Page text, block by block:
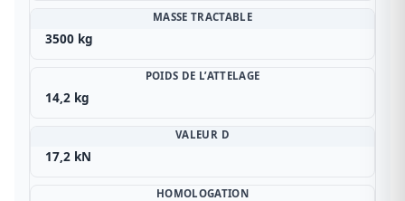
MASSE TRACTABLE
3500 kg
POIDS DE L’ATTELAGE
14,2 kg
VALEUR D
17,2 kN
HOMOLOGATION